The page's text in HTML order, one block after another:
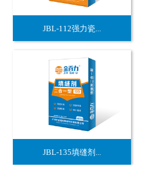
JBL-112强力瓷...
JBL-135填缝剂...